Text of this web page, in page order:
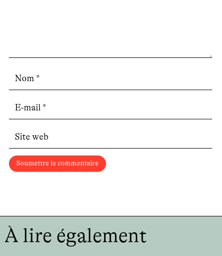
Soumettre le commentaire
À lire également